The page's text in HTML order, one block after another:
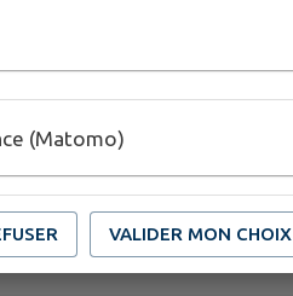
(Matomo)
VALIDER MON CHOIX